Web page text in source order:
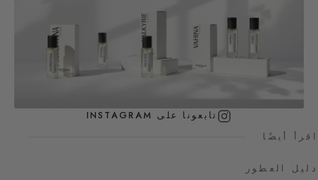
تابعونا على INSTAGRAM
اقرأ أيضًا
دليل العطور